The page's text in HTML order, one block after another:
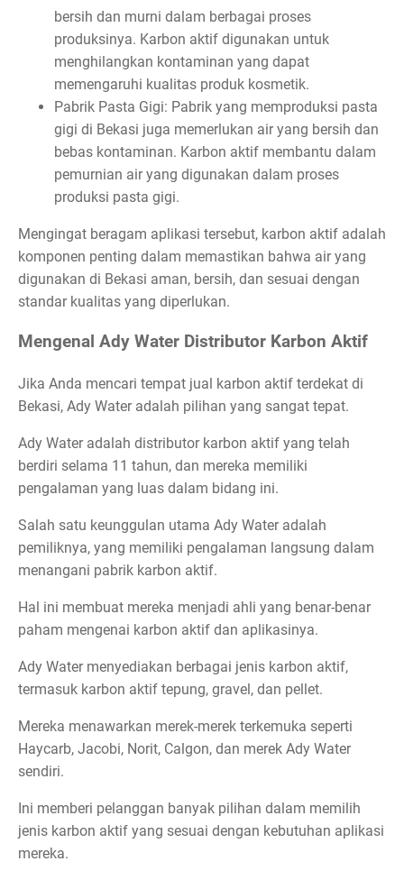
bersih dan murni dalam berbagai proses
produksinya. Karbon aktif digunakan untuk
menghilangkan kontaminan yang dapat
memengaruhi kualitas produk kosmetik.
Pabrik Pasta Gigi: Pabrik yang memproduksi pasta
gigi di Bekasi juga memerlukan air yang bersih dan
bebas kontaminan. Karbon aktif membantu dalam
pemurnian air yang digunakan dalam proses
produksi pasta gigi.
Mengingat beragam aplikasi tersebut, karbon aktif adalah
komponen penting dalam memastikan bahwa air yang
digunakan di Bekasi aman, bersih, dan sesuai dengan
standar kualitas yang diperlukan.
Mengenal Ady Water Distributor Karbon Aktif
Jika Anda mencari tempat jual karbon aktif terdekat di
Bekasi, Ady Water adalah pilihan yang sangat tepat.
Ady Water adalah distributor karbon aktif yang telah
berdiri selama 11 tahun, dan mereka memiliki
pengalaman yang luas dalam bidang ini.
Salah satu keunggulan utama Ady Water adalah
pemiliknya, yang memiliki pengalaman langsung dalam
menangani pabrik karbon aktif.
Hal ini membuat mereka menjadi ahli yang benar-benar
paham mengenai karbon aktif dan aplikasinya.
Ady Water menyediakan berbagai jenis karbon aktif,
termasuk karbon aktif tepung, gravel, dan pellet.
Mereka menawarkan merek-merek terkemuka seperti
Haycarb, Jacobi, Norit, Calgon, dan merek Ady Water
sendiri.
Ini memberi pelanggan banyak pilihan dalam memilih
jenis karbon aktif yang sesuai dengan kebutuhan aplikasi
mereka.